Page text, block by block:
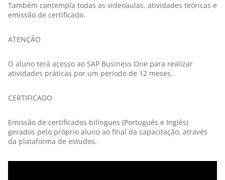
Também contempla todas as videoaulas, atividades teóricas e
emissão de certificado.
ATENÇÃO
O aluno terá acesso ao SAP Business One para realizar
atividades práticas por um período de 12 meses.
CERTIFICADO
Emissão de certificados bilíngues (Português e Inglês)
gerados pelo próprio aluno ao final da capacitação, através
da plataforma de estudos.